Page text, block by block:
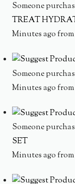
Someone
TREAT
Minutes ago from
Someone
Minutes ago from
Someone
SET
Minutes ago from